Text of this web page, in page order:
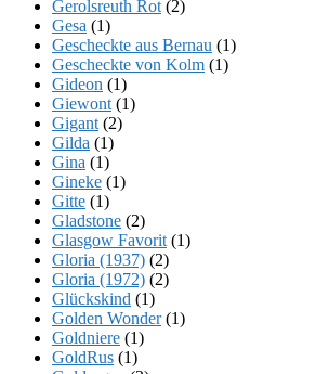
Gerolsreuth Rot (2)
Gesa (1)
Gescheckte aus Bernau (1)
Gescheckte von Kolm (1)
Gideon (1)
Giewont (1)
Gigant (2)
Gilda (1)
Gina (1)
Gineke (1)
Gitte (1)
Gladstone (2)
Glasgow Favorit (1)
Gloria (1937) (2)
Gloria (1972) (2)
Glückskind (1)
Golden Wonder(1)
Goldniere (1)
GoldRus (1)